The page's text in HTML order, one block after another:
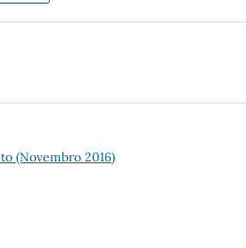
(Novembro 2016)